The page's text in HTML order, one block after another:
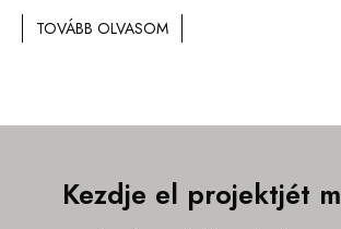
TOVÁBB OLVASOM
Kezdje el projektjét